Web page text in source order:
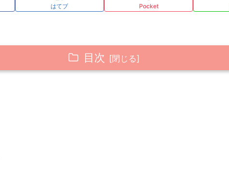
はてブ Pocket
目次